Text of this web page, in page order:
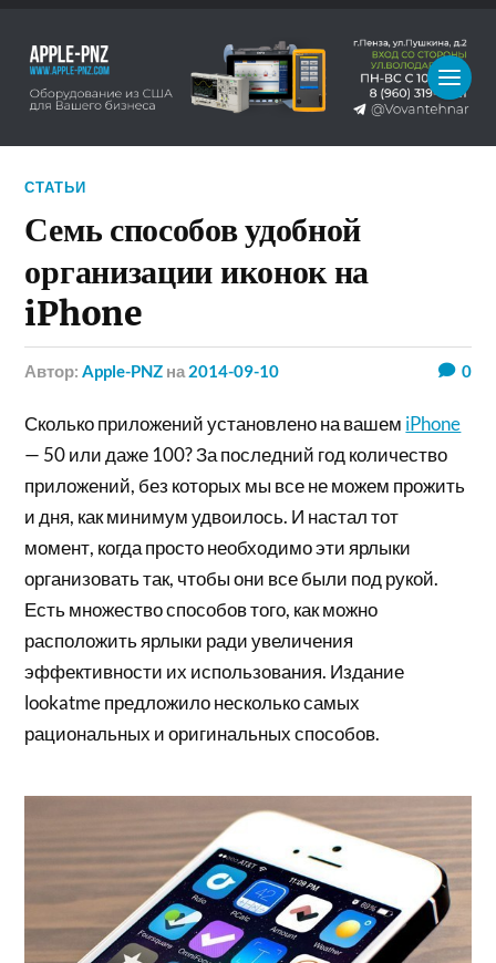
СТАТЬИ
Семь способов удобной
организации иконок на
iPhone
Автор:Apple-PNZ на 2014-09-10 0
Сколько приложений установлено на вашем iPhone
— 50 или даже 100? За последний год количество
приложений, без которых мы все не можем прожить
и дня, как минимум удвоилось. И настал тот
момент, когда просто необходимо эти ярлыки
организовать так, чтобы они все были под рукой.
Есть множество способов того, как можно
расположить ярлыки ради увеличения
эффективности их использования. Издание
lookatme предложило несколько самых
рациональных и оригинальных способов.